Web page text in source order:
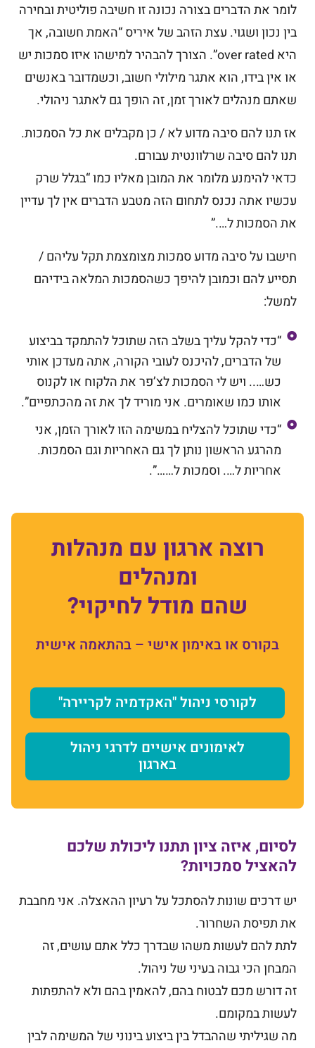
לומר את הדברים בצורה נכונה זו חשיבה פוליטית ובחירה
בין נכון ושגוי. עצת הזהב של איריס “האמת חשובה, אך
היא over rated”. הצורך להבהיר למישהו איזו סמכות יש
או אין בידו, הוא אתגר מילולי חשוב, וכשמדובר באנשים
שאתם מנהלים לאורך זמן, זה הופך גם לאתגר ניהולי.
אז תנו להם סיבה מדוע לא / כן מקבלים את כל הסמכות.
תנו להם סיבה שרלוונטית עבורם.
כדאי להימנע מלומר את המובן מאליו כמו “בגלל שרק
עכשיו אתה נכנס לתחום הזה מטבע הדברים אין לך עדיין
את הסמכות ל….”
חישבו על סיבה מדוע סמכות מצומצמת תקל עליהם /
תסייע להם וכמובן להיפך כשהסמכות המלאה בידיהם
למשל:
“כדי להקל עליך בשלב הזה שתוכל להתמקד בביצוע
של הדברים, להיכנס לעובי הקורה, אתה מעדכן אותי
כש….. ויש לי הסמכות לצ’פר את הלקוח או לקנוס
אותו כמו שאומרים. אני מוריד לך את זה מהכתפיים”.
“כדי שתוכל להצליח במשימה הזו לאורך הזמן, אני
מהרגע הראשון נותן לך גם האחריות וגם הסמכות.
אחריות ל…. וסמכות ל……”.
רוצה ארגון עם מנהלות
ומנהלים
שהם מודל לחיקוי?
בקורס או באימון אישי – בהתאמה אישית
לקורסי ניהול "האקדמיה לקריירה"
לאימונים אישיים לדרגי ניהול
בארגון
לסיום, איזה ציון תתנו ליכולת שלכם
להאציל סמכויות?
יש דרכים שונות להסתכל על רעיון ההאצלה. אני מחבבת
את תפיסת השחרור.
לתת להם לעשות משהו שבדרך כלל אתם עושים, זה
המבחן הכי גבוה בעיני של ניהול.
זה דורש מכם לבטוח בהם, להאמין בהם ולא להתפתות
לעשות במקומם.
מה שגיליתי שההבדל בין ביצוע בינוני של המשימה לבין